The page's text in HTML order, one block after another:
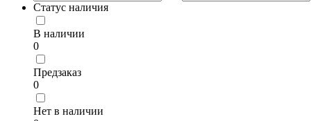
Статус наличия
В наличии
0
Предзаказ
0
Нет в наличии